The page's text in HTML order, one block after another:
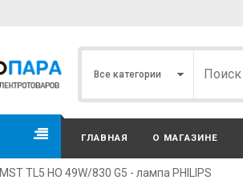
ГЛАВНАЯ О МАГАЗИНЕ
MST TL5 HO 49W/830 G5 - лампа PHILIPS